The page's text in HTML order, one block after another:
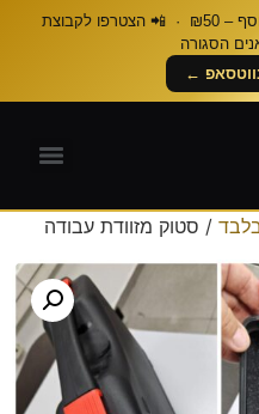
כל פרסום נוסף – ₪50 · 📲 הצטרפו לקבוצת
הסגורה
←
/ סטוק מזוודת עבודה